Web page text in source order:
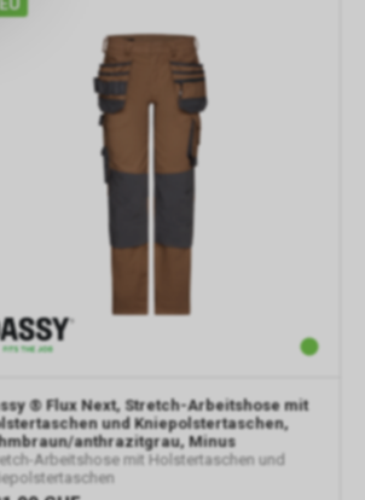
® Flux Next, Stretch-Arbeitshose mit
und Kniepolstertaschen,
anthrazitgrau, Minus
Arbeitshose mit Holstertaschen und